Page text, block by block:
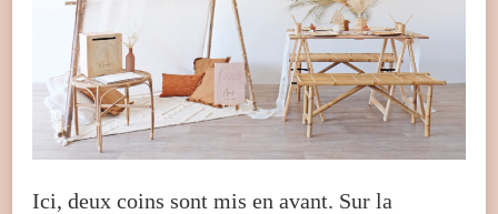
Ici, deux coins sont mis en avant. Sur la